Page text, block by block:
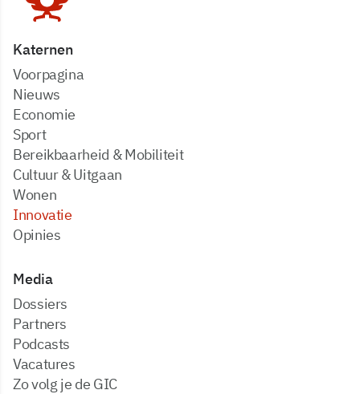
Katernen
Voorpagina
Nieuws
Economie
Sport
Bereikbaarheid & Mobiliteit
Cultuur & Uitgaan
Wonen
Innovatie
Opinies
Media
dossiers
partners
podcasts
vacatures
zo volg je de GIC